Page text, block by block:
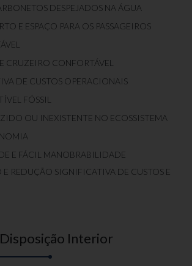
DESPEJADOS NA ÁGUA
E ESPAÇO PARA OS PASSAGEIROS
CRUZEIRO CONFORTÁVEL
DE CUSTOS OPERACIONAIS
FÓSSIL
OU INEXISTENTE NO ECOSSISTEMA
E FÁCIL MANOBRABILIDADE
REDUÇÃO SIGNIFICATIVA DE CUSTOS E
Disposição Interior